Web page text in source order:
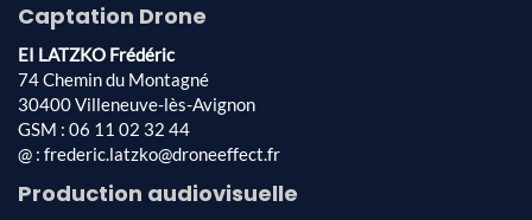
Captation Drone
EI LATZKO Frédéric
74 Chemin du Montagné
30400 Villeneuve-lès-Avignon
GSM : 06 11 02 32 44
@ : frederic.latzko@droneeffect.fr
Production audiovisuelle